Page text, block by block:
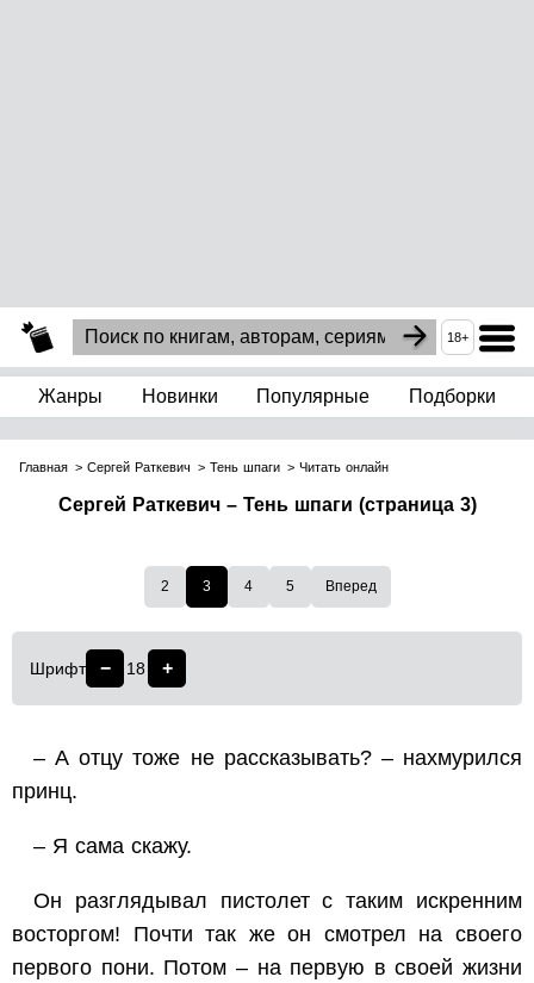
18+
Жанры Новинки Популярные Подборки
Главная Сергей Раткевич Тень шпаги Читать онлайн
Сергей Раткевич – Тень шпаги (страница 3)
2 3 4 5 Вперед
Шрифт − 18 +
– А отцу тоже не рассказывать? – нахмурился
принц.
– Я сама скажу.
Он разглядывал пистолет с таким искренним
восторгом! Почти так же он смотрел на своего
первого пони. Потом – на первую в своей жизни